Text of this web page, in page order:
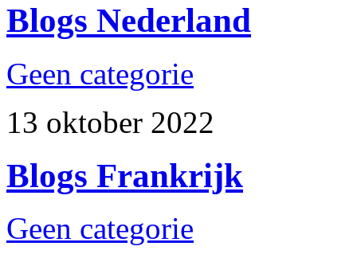
Blogs Nederland
Geen categorie
13 oktober 2022
Blogs Frankrijk
Geen categorie